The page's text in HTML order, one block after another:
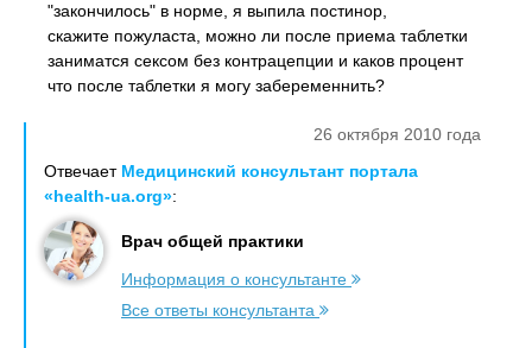
"закончилось" в норме, я выпила постинор,
скажите пожуласта, можно ли после приема таблетки
заниматся сексом без контрацепции и каков процент
что после таблетки я могу забеременнить?
26 октября 2010 года
Отвечает Медицинский консультант портала
«health-ua.org»:
Врач общей практики
Информация о консультанте
Все ответы консультанта